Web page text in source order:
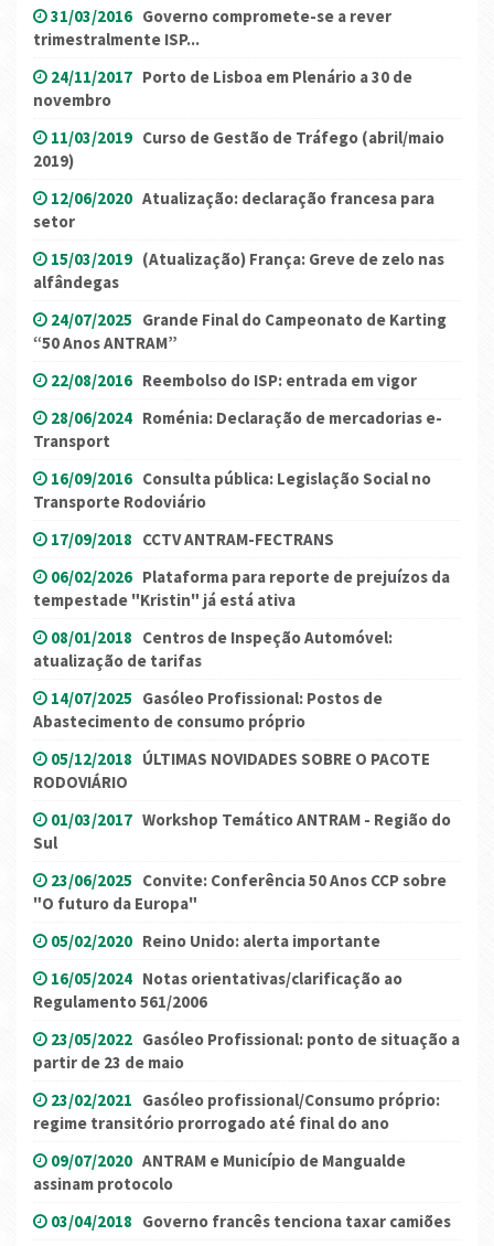
31/03/2016 Governo compromete-se a rever
trimestralmente ISP...
24/11/2017 Porto de Lisboa em Plenário a 30 de
novembro
11/03/2019 Curso de Gestão de Tráfego (abril/maio
2019)
12/06/2020 Atualização: declaração francesa para
setor
15/03/2019 (Atualização) França: Greve de zelo nas
alfândegas
24/07/2025 Grande Final do Campeonato de Karting
“50 Anos ANTRAM”
22/08/2016 Reembolso do ISP: entrada em vigor
28/06/2024 Roménia: Declaração de mercadorias e-
Transport
16/09/2016 Consulta pública: Legislação Social no
Transporte Rodoviário
17/09/2018 CCTV ANTRAM-FECTRANS
06/02/2026 Plataforma para reporte de prejuízos da
tempestade "Kristin" já está ativa
08/01/2018 Centros de Inspeção Automóvel:
atualização de tarifas
14/07/2025 Gasóleo Profissional: Postos de
Abastecimento de consumo próprio
05/12/2018 ÚLTIMAS NOVIDADES SOBRE O PACOTE
RODOVIÁRIO
01/03/2017 Workshop Temático ANTRAM - Região do
Sul
23/06/2025 Convite: Conferência 50 Anos CCP sobre
"O futuro da Europa"
05/02/2020 Reino Unido: alerta importante
16/05/2024 Notas orientativas/clarificação ao
Regulamento 561/2006
23/05/2022 Gasóleo Profissional: ponto de situação a
partir de 23 de maio
23/02/2021 Gasóleo profissional/Consumo próprio:
regime transitório prorrogado até final do ano
09/07/2020 ANTRAM e Município de Mangualde
assinam protocolo
03/04/2018 Governo francês tenciona taxar camiões